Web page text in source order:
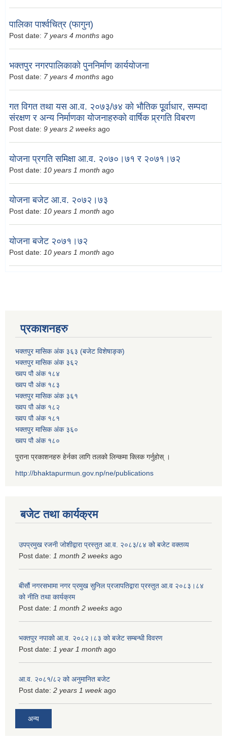
पालिका पार्श्वचित्र (फागुन)
Post date: 7 years 4 months ago
भक्तपुर नगरपालिकाको पुननिर्माण कार्ययोजना
Post date: 7 years 4 months ago
गत विगत तथा यस आ.व. २०७३/७४ को भौतिक पूूर्वाधार, सम्पदा
संरक्षण र अन्य निर्माणका योजनाहरुको वार्षिक प्र्रगति विबरण
Post date: 9 years 2 weeks ago
योजना प्रगति समिक्षा आ.व. २०७०।७१ र २०७१।७२
Post date: 10 years 1 month ago
योजना बजेट आ.व. २०७२।७३
Post date: 10 years 1 month ago
योजना बजेट २०७१।७२
Post date: 10 years 1 month ago
प्रकाशनहरु
भक्तपुर मासिक अंक ३६३ (बजेट विशेषाङ्क)
भक्तपुर मासिक अंक ३६२
ख्वप पौ अंक १८४
ख्वप पौ अंक १८३
भक्तपुर मासिक अंक ३६१
ख्वप पौ अंक १८२
ख्वप पौ अंक १८१
भक्तपुर मासिक अंक ३६०
ख्वप पौ अंक १८०
पुराना प्रकाशनहरु हेर्नका लागि तलको लिन्कमा क्लिक गर्नुहोस् ।
http://bhaktapurmun.gov.np/ne/publications
बजेट तथा कार्यक्रम
उपप्रमुख रजनी जोशीद्वारा प्रस्तुत आ.व. २०८३/८४ को बजेट वक्तव्य
Post date: 1 month 2 weeks ago
बीसौं नगरसभामा नगर प्रमुख सुनिल प्रजापतिद्वारा प्रस्तुत आ.व‍ २०८३।८४
को नीति तथा कार्यक्रम
Post date: 1 month 2 weeks ago
भक्तपुर नपाको आ.व. २०८२।८३ को बजेट सम्बन्धी विवरण
Post date: 1 year 1 month ago
आ.व. २०८१/८२ को अनुमानित बजेट
Post date: 2 years 1 weekago
अन्य